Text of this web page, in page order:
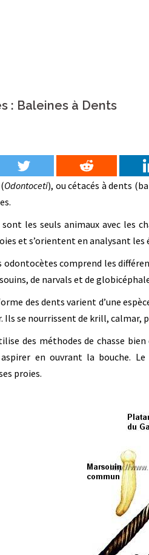
: Baleines à Dents
Odontoceti), ou cétacés à dents
les seuls animaux avec les
et s’orientent en analysant les
odontocètes comprend les
de narvals et de
des dents varient d’une
Ils se nourrissent de krill, calmar,
des méthodes de chasse
en ouvrant la bouche.
proies.